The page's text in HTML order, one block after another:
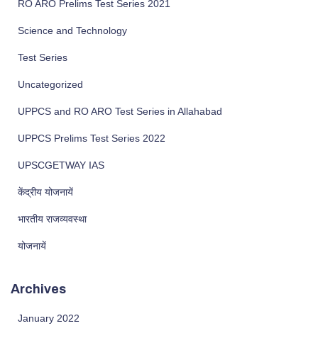
RO ARO Prelims Test Series 2021
Science and Technology
Test Series
Uncategorized
UPPCS and RO ARO Test Series in Allahabad
UPPCS Prelims Test Series 2022
UPSCGETWAY IAS
केंद्रीय योजनायें
भारतीय राजव्यवस्था
योजनायें
Archives
January 2022